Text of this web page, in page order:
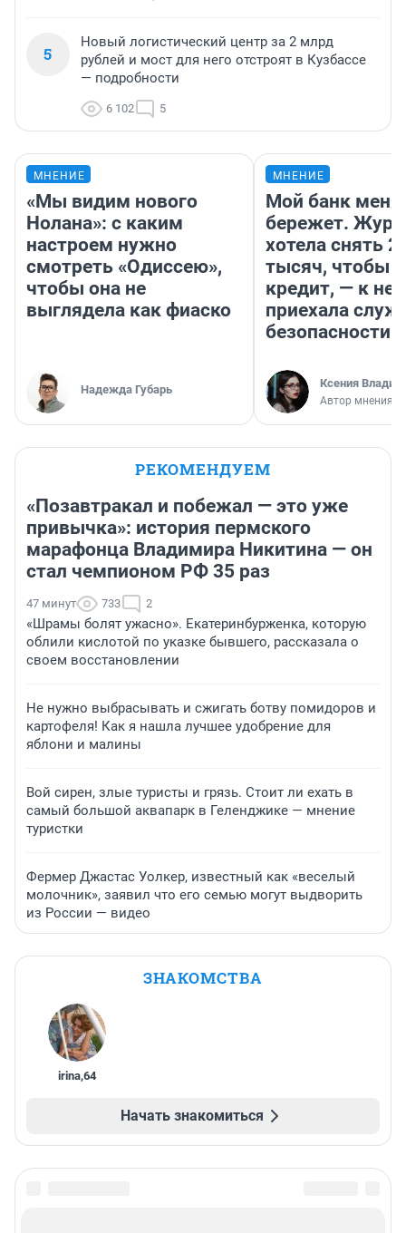
5
Новый логистический центр за 2 млрд
рублей и мост для него отстроят в Кузбассе
— подробности
6 102 5
МНЕНИЕ
«Мы видим нового
Нолана»: с каким
настроем нужно
смотреть «Одиссею»,
чтобы она не
выглядела как фиаско
Надежда Губарь
МНЕНИЕ
Мой банк меня
бережет.
хотела снять
тысяч, чтобы
кредит, — к
приехала
безопасности
Ксения
Автор мнения
РЕКОМЕНДУЕМ
«Позавтракал и побежал — это уже
привычка»: история пермского
марафонца Владимира Никитина — он
стал чемпионом РФ 35 раз
47 минут 733 2
«Шрамы болят ужасно». Екатеринбурженка, которую
облили кислотой по указке бывшего, рассказала о
своем восстановлении
Не нужно выбрасывать и сжигать ботву помидоров и
картофеля! Как я нашла лучшее удобрение для
яблони и малины
Вой сирен, злые туристы и грязь. Стоит ли ехать в
самый большой аквапарк в Геленджике — мнение
туристки
Фермер Джастас Уолкер, известный как «веселый
молочник», заявил что его семью могут выдворить
из России — видео
ЗНАКОМСТВА
irina,64
Начать знакомиться